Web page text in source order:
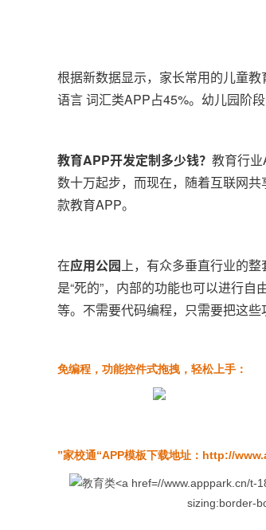
根据新数据显示，家长常用的儿童
语言 词汇类APP占45%。幼儿园阶
教育APP开发定制多少钱？ 教育行
数十万起步，而现在，随着互联网
款教育APP。
在应用公园上，有众多垂直行业的
是“死的”，内部的功能也可以进行自
等。不需要代码编程，只需要把这些
免编程，功能控件式拖拽，轻松上手：
”家校通“APP模板下载地址： http://
sizing:border-